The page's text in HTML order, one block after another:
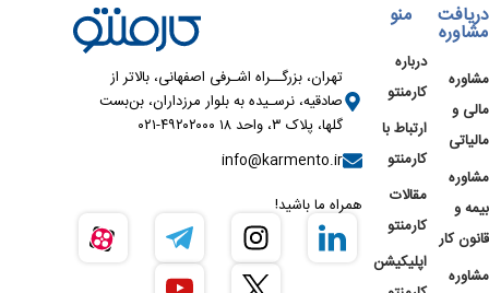
دریافت
مشاوره
مشاوره
مالی و
مالیاتی
مشاوره
بیمه و
قانون کار
مشاوره
منو
درباره
کارمنتو
ارتباط با
کارمنتو
مقالات
کارمنتو
اپلیکیشن
تهران، بزرگــراه اشـرفی اصفهانی، بالاتر از
صادقیه، نرسـیده به بلوار مرزداران، بن‌بست
گلها، پلاک ۳، واحد ۱۸ ۴۹۲۰۲۰۰۰-۰۲۱
info@karmento.ir
همراه ما باشید!